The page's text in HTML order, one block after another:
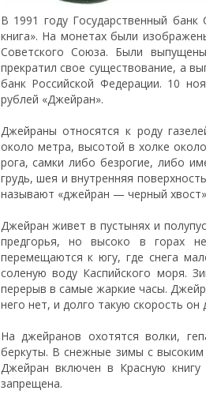
В 1991 году Государственный
книга». На монетах были
Советского Союза. Были
прекратил свое существование, а
банк Российской Федерации. 10
рублей «Джейран».
Джейраны относятся к роду
около метра, высотой в холке
рога, самки либо безрогие, либо
грудь, шея и внутренняя
называют «джейран — черный
Джейран живет в пустынях и
предгорья, но высоко в горах
перемещаются к югу, где снега
соленую воду Каспийского моря.
перерыв в самые жаркие часы.
него нет, и долго такую скорость
На джейранов охотятся волки,
беркуты. В снежные зимы с
Джейран включен в Красную
запрещена.